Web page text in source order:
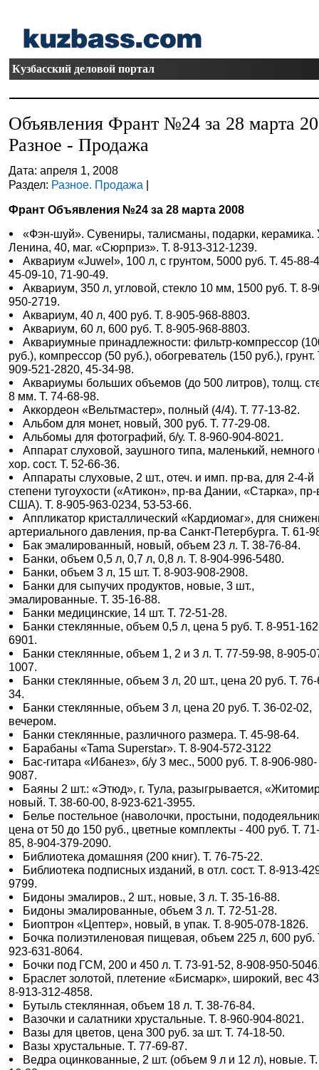
Кузбасский деловой портал
Объявления Франт №24 за 28 марта
Разное - Продажа
Дата: апреля 1, 2008
Раздел: Разное. Продажа |
Франт Объявления №24 за 28 марта 2008
«Фэн-шуй». Сувениры, талисманы, подарки, керамика.
Ленина, 40, маг. «Сюрприз». Т. 8-913-312-1239.
Аквариум «Juwel», 100 л, с грунтом, 5000 руб. Т. 45-88-
45-09-10, 71-90-49.
Аквариум, 350 л, угловой, стекло 10 мм, 1500 руб. Т. 8-
950-2719.
Аквариум, 40 л, 400 руб. Т. 8-905-968-8803.
Аквариум, 60 л, 600 руб. Т. 8-905-968-8803.
Аквариумные принадлежности: фильтр-компрессор
руб.), компрессор (50 руб.), обогреватель (150 руб.), грунт.
909-521-2820, 45-34-98.
Аквариумы больших объемов (до 500 литров), толщ.
8 мм. Т. 74-68-98.
Аккордеон «Вельтмастер», полный (4/4). Т. 77-13-82.
Альбом для монет, новый, 300 руб. Т. 77-29-08.
Альбомы для фотографий, б/у. Т. 8-960-904-8021.
Аппарат слуховой, заушного типа, маленький, немного
хор. сост. Т. 52-66-36.
Аппараты слуховые, 2 шт., отеч. и имп. пр-ва, для 2-4-й
степени тугоухости («Атикон», пр-ва Дании, «Старка»,
США). Т. 8-905-963-0234, 53-53-66.
Аппликатор кристаллический «Кардиомаг», для
артериального давления, пр-ва Санкт-Петербурга. Т. 61-
Бак эмалированный, новый, объем 23 л. Т. 38-76-84.
Банки, объем 0,5 л, 0,7 л, 0,8 л. Т. 8-904-996-5480.
Банки, объем 3 л, 15 шт. Т. 8-903-908-2908.
Банки для сыпучих продуктов, новые, 3 шт.,
эмалированные. Т. 35-16-88.
Банки медицинские, 14 шт. Т. 72-51-28.
Банки стеклянные, объем 0,5 л, цена 5 руб. Т. 8-951-
6901.
Банки стеклянные, объем 1, 2 и 3 л. Т. 77-59-98, 8-905-
1007.
Банки стеклянные, объем 3 л, 20 шт., цена 20 руб. Т.
34.
Банки стеклянные, объем 3 л, цена 20 руб. Т. 36-02-02,
вечером.
Банки стеклянные, различного размера. Т. 45-98-64.
Барабаны «Tama Superstar». Т. 8-904-572-3122
Бас-гитара «Ибанез», б/у 3 мес., 5000 руб. Т. 8-906-980-
9087.
Баяны 2 шт.: «Этюд», г. Тула, разыгрывается,
новый. Т. 38-60-00, 8-923-621-3955.
Белье постельное (наволочки, простыни,
цена от 50 до 150 руб., цветные комплекты - 400 руб. Т.
85, 8-904-379-2090.
Библиотека домашняя (200 книг). Т. 76-75-22.
Библиотека подписных изданий, в отл. сост. Т. 8-913-
9799.
Бидоны эмалиров., 2 шт., новые, 3 л. Т. 35-16-88.
Бидоны эмалированные, объем 3 л. Т. 72-51-28.
Биоптрон «Цептер», новый, в упак. Т. 8-905-078-1826.
Бочка полиэтиленовая пищевая, объем 225 л, 600 руб.
923-631-8064.
Бочки под ГСМ, 200 и 450 л. Т. 73-91-52, 8-908-950-
Браслет золотой, плетение «Бисмарк», широкий, вес 43
8-913-312-4858.
Бутыль стеклянная, объем 18 л. Т. 38-76-84.
Вазочки и салатники хрустальные. Т. 8-960-904-8021.
Вазы для цветов, цена 300 руб. за шт. Т. 74-18-50.
Вазы хрустальные. Т. 77-69-87.
Ведра оцинкованные, 2 шт. (объем 9 л и 12 л), новые.